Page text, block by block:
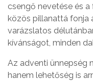
csengő nevetése és
közös pillanattá fonja
varázslatos
kívánságot, minden
Az adventi ünnepség
hanem lehetőség is